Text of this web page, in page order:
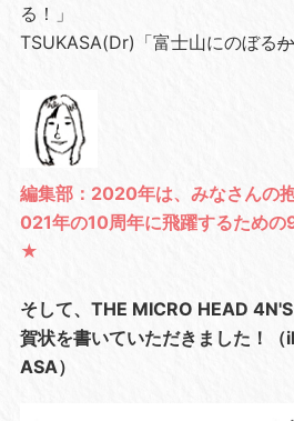
る！」
TSUKASA(Dr)「富士山にのぼる
編集部：2020年は、みなさんの
021年の10周年に飛躍するための
★
そして、THE MICRO HEAD
賀状を書いていただきました！
ASA）